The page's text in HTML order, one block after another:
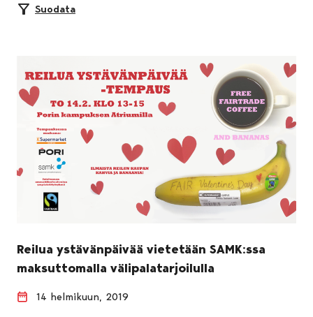
Suodata
Reilua ystävänpäivää vietetään SAMK:ssa
maksuttomalla välipalatarjoilulla
14 helmikuun, 2019